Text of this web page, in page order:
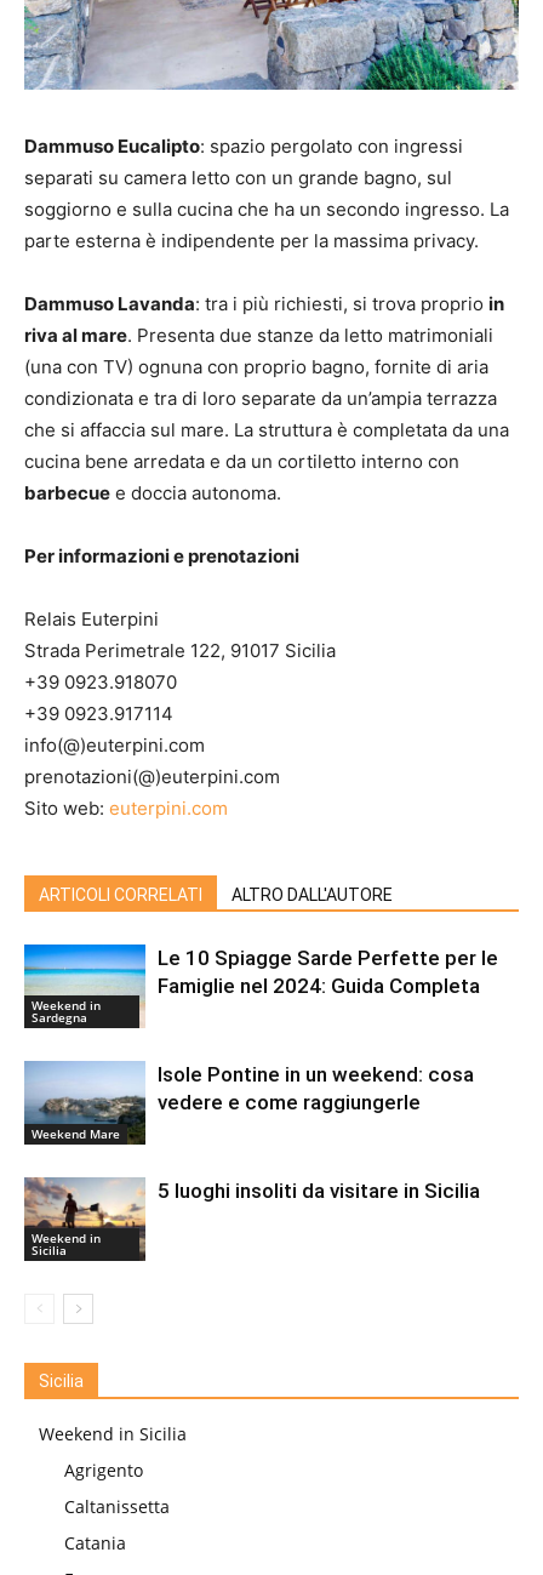
Dammuso Eucalipto: spazio pergolato con ingressi
separati su camera letto con un grande bagno, sul
soggiorno e sulla cucina che ha un secondo ingresso. La
parte esterna è indipendente per la massima privacy.
Dammuso Lavanda: tra i più richiesti, si trova proprio in
riva al mare. Presenta due stanze da letto matrimoniali
(una con TV) ognuna con proprio bagno, fornite di aria
condizionata e tra di loro separate da un’ampia terrazza
che si affaccia sul mare. La struttura è completata da una
cucina bene arredata e da un cortiletto interno con
barbecue e doccia autonoma.
Per informazioni e prenotazioni
Relais Euterpini
Strada Perimetrale 122, 91017 Sicilia
+39 0923.918070
+39 0923.917114
info(@)euterpini.com
prenotazioni(@)euterpini.com
Sito web: euterpini.com
ARTICOLI CORRELATI ALTRO DALL'AUTORE
Weekend in
Sardegna
Le 10 Spiagge Sarde Perfette per le
Famiglie nel 2024: Guida Completa
Weekend Mare
Isole Pontine in un weekend: cosa
vedere e come raggiungerle
Weekend in
Sicilia
5 luoghi insoliti da visitare in Sicilia
Sicilia
Weekend in Sicilia
Agrigento
Caltanissetta
Catania